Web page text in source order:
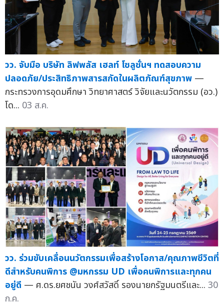
วว. จับมือ บริษัท ลิฟพลัส เฮลท์ โซลูชั่นฯ ทดสอบความ
ปลอดภัย/ประสิทธิภาพสารสกัดในผลิตภัณฑ์สุขภาพ —
กระทรวงการอุดมศึกษา วิทยาศาสตร์ วิจัยและนวัตกรรม (อว.)
โด... 03 ส.ค.
วว. ร่วมขับเคลื่อนนวัตกรรมเพื่อสร้างโอกาส/คุณภาพชีวิตที่
ดีสำหรับคนพิการ @มหกรรม UD เพื่อคนพิการและทุกคน
อยู่ดี — ศ.ดร.ยศชนัน วงศ์สวัสดิ์ รองนายกรัฐมนตรีและ... 30
ก.ค.